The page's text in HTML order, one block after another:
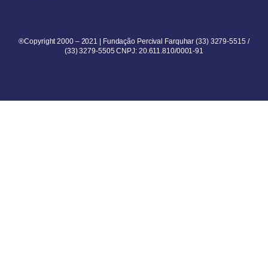
®Copyright 2000 – 2021 | Fundação Percival Farquhar (33) 3279-5515 /
(33) 3279-5505 CNPJ: 20.611.810/0001-91